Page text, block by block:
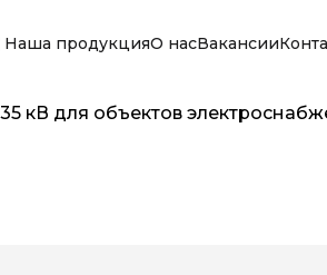
кВ для объектов
Наша продукцияО насВакансии